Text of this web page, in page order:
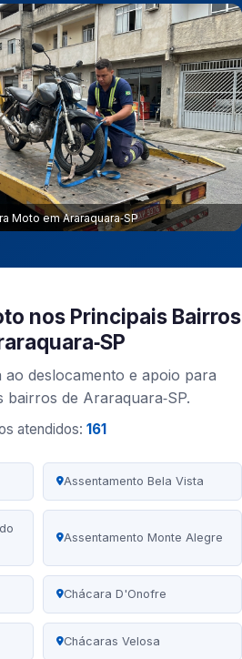
Moto em Araraquara‑SP
nos Principais Bairros
ao deslocamento e apoio para
bairros de Araraquara‑SP.
atendidos: 161
Assentamento Bela Vista
Assentamento Monte Alegre
Chácara D'Onofre
Chácaras Velosa